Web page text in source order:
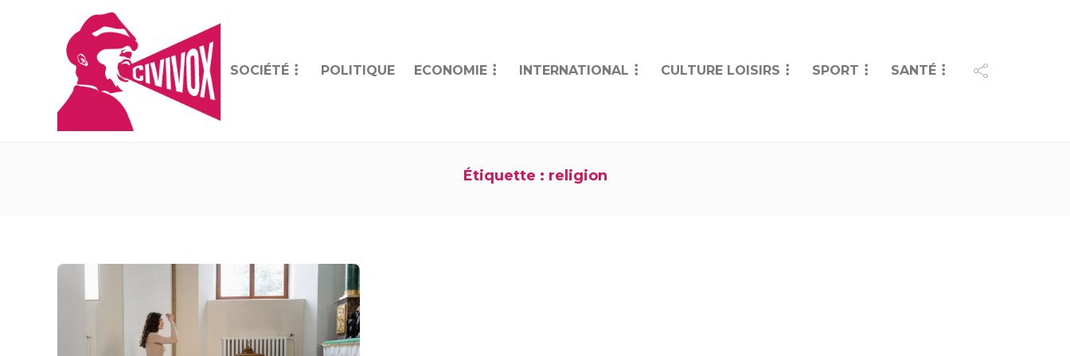
SOCIÉTÉ POLITIQUE ECONOMIE INTERNATIONAL CULTURE LOISIRS SPORT SANTÉ
Étiquette : religion